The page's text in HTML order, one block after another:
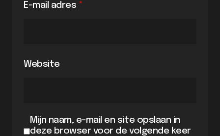
E-mail adres *
Website
Mijn naam, e-mail en site opslaan in
deze browser voor de volgende keer